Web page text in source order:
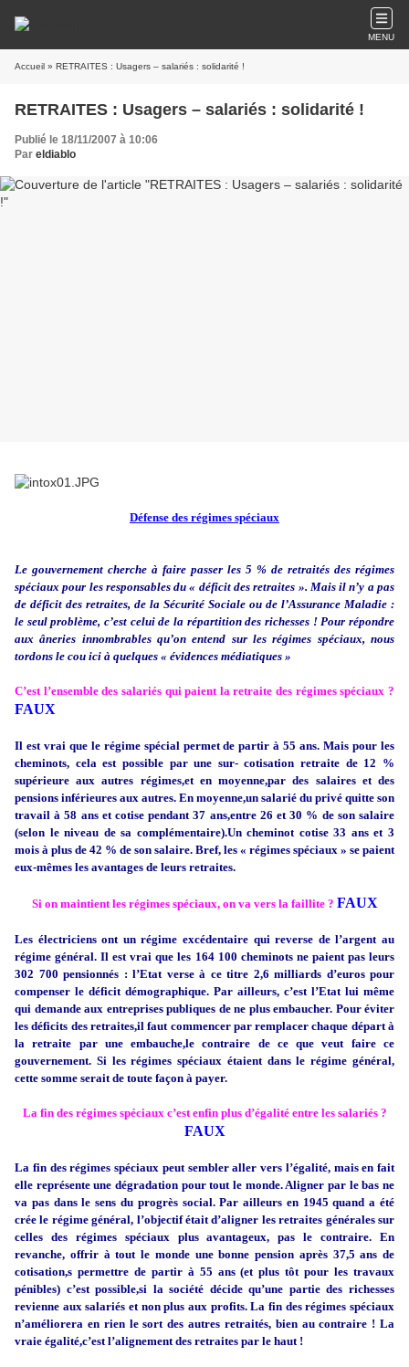
MENU
Accueil » RETRAITES : Usagers – salariés : solidarité !
RETRAITES : Usagers – salariés : solidarité !
Publié le 18/11/2007 à 10:06
Par eldiablo
Défense des régimes spéciaux
Le gouvernement cherche à faire passer les 5 % de retraités des régimes
spéciaux pour les responsables du « déficit des retraites ». Mais il n’y a pas
de déficit des retraites, de la Sécurité Sociale ou de l’Assurance Maladie :
le seul problème, c’est celui de la répartition des richesses ! Pour répondre
aux âneries innombrables qu’on entend sur les régimes spéciaux, nous
tordons le cou ici à quelques « évidences médiatiques »
C’est l’ensemble des salariés qui paient la retraite des régimes spéciaux ?
FAUX
Il est vrai que le régime spécial permet de partir à 55 ans. Mais pour les
cheminots, cela est possible par une sur- cotisation retraite de 12 %
supérieure aux autres régimes,et en moyenne,par des salaires et des
pensions inférieures aux autres. En moyenne,un salarié du privé quitte son
travail à 58 ans et cotise pendant 37 ans,entre 26 et 30 % de son salaire
(selon le niveau de sa complémentaire).Un cheminot cotise 33 ans et 3
mois à plus de 42 % de son salaire. Bref, les « régimes spéciaux » se paient
eux-mêmes les avantages de leurs retraites.
Si on maintient les régimes spéciaux, on va vers la faillite ? FAUX
Les électriciens ont unrégime excédentaire qui reverse de l’argent au
régime général. Il est vrai que les 164 100 cheminots ne paient pas leurs
302 700 pensionnés : l’Etat verse à ce titre 2,6 milliards d’euros pour
compenser le déficit démographique. Par ailleurs, c’est l’Etat lui même
qui demande aux entreprises publiques de ne plus embaucher. Pour éviter
les déficits des retraites,il faut commencer par remplacer chaque départ à
la retraite par une embauche,le contraire de ce que veut faire ce
gouvernement. Si les régimes spéciaux étaient dans le régime général,
cette somme serait de toute façon à payer.
La fin des régimes spéciaux c’est enfin plus d’égalité entre les salariés ?
FAUX
La fin des régimes spéciaux peut sembler aller vers l’égalité, mais en fait
elle représente une dégradation pour tout le monde. Aligner par le bas ne
va pas dans le sens du progrès social. Par ailleurs en 1945 quand a été
crée le régime général, l’objectif était d’aligner les retraites générales sur
celles des régimes spéciaux plus avantageux, pas le contraire. En
revanche, offrir à tout le monde une bonne pension après 37,5 ans de
cotisation,s permettre de partir à 55 ans (et plus tôt pour les travaux
pénibles) c’est possible,si la société décide qu’une partie des richesses
revienne auxsalariéset non plus aux profits. La fin des régimes spéciaux
n’améliorera en rien le sort des autres retraités, bien au contraire ! La
vraie égalité,c’est l’alignement des retraites par le haut !